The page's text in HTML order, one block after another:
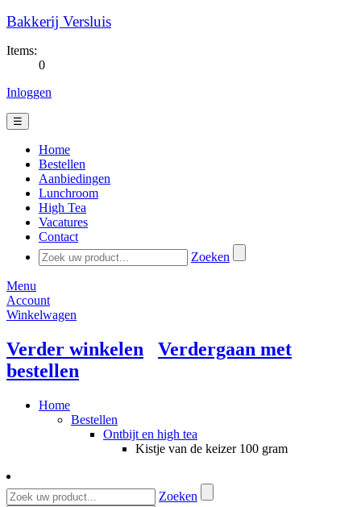
Bakkerij Versluis
Items:
0
Inloggen
☰
Home
Bestellen
Aanbiedingen
Lunchroom
High Tea
Vacatures
Contact
Zoeken
Menu
Account
Winkelwagen
Verder winkelen
Verdergaan met
bestellen
Home
Bestellen
Ontbijt en high tea
Kistje van de keizer 100 gram
Zoeken